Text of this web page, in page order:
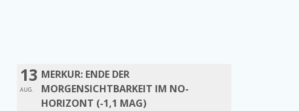
13
AUG.
MERKUR: ENDE DER
MORGENSICHTBARKEIT IM NO-
HORIZONT (-1,1 MAG)